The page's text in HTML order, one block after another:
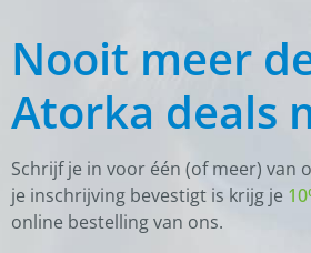
Nooit meer
Atorka deals
Schrijf je in voor één (of meer) van
je inschrijving bevestigt is krijg je
online bestelling van ons.